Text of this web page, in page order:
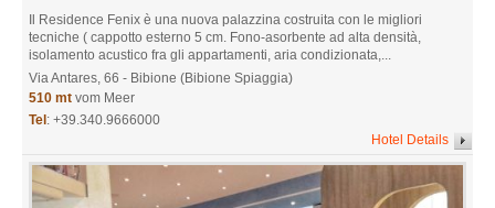
Il Residence Fenix è una nuova palazzina costruita con le migliori
tecniche ( cappotto esterno 5 cm. Fono-asorbente ad alta densità,
isolamento acustico fra gli appartamenti, aria condizionata,...
Via Antares, 66 - Bibione (Bibione Spiaggia)
510 mt vom Meer
Tel : +39.340.9666000
Hotel Details